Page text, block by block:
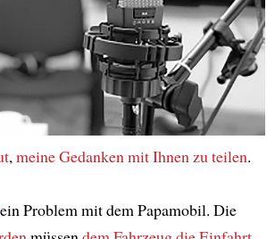
,meine Gedankenmit Ihnenzu teilen.
Problem mit dem Papamobil. Die